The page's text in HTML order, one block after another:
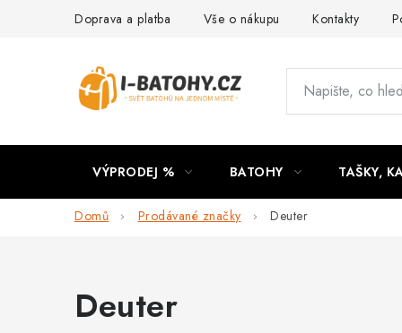
Doprava a platba Vše o nákupu Kontakty
VÝPRODEJ % BATOHY TAŠKY,
Domů Prodávané značky Deuter
Deuter